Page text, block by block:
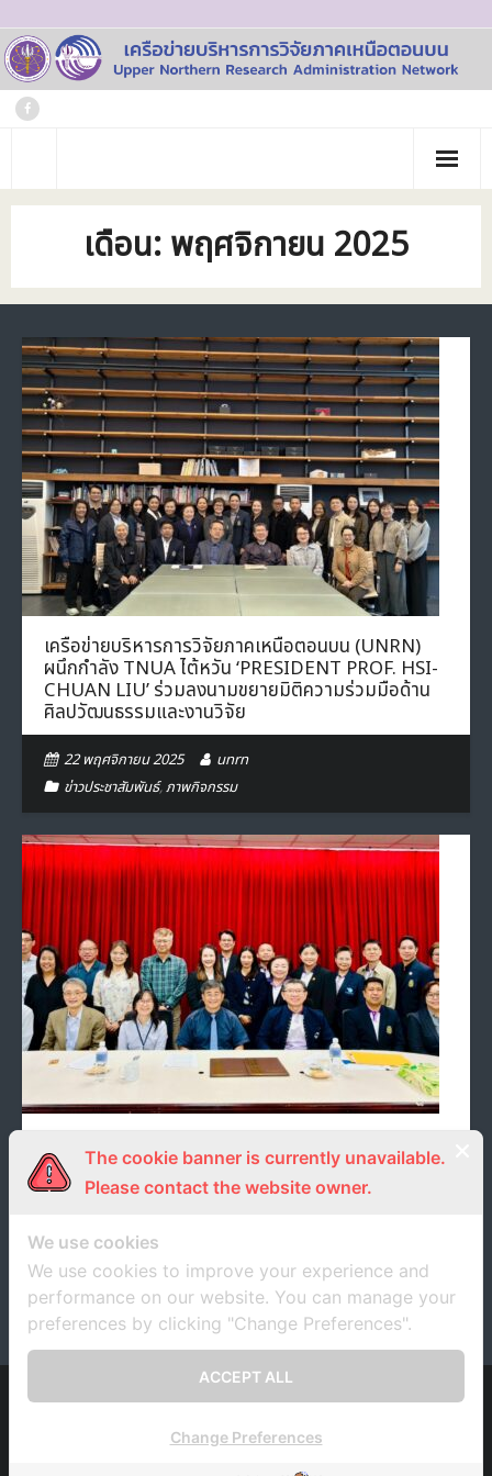
Skip
to
content
หน้าแรก
เกี่ยวกับเรา
- คณะทำงาน
- บุคลากร
- สถาบันสมาชิก
- ภารกิจเครือข่าย
- CE
- Privacy Policy
ภาพกิจกรรม
วารสาร
ข้อมูลโครงการวิจัย
ติดต่อเรา
เดือน:พฤศจิกายน 2025
เครือข่ายบริหารการวิจัยภาคเหนือตอนบน (UNRN)
ผนึกกำลัง TNUA ไต้หวัน ‘PRESIDENT PROF. HSI-
CHUAN LIU’ ร่วมลงนามขยายมิติความร่วมมือด้าน
ศิลปวัฒนธรรมและงานวิจัย
22 พฤศจิกายน 2025
unrn
ข่าวประชาสัมพันธ์,ภาพกิจกรรม
เครือข่ายบริหารการวิจัยภาคเหนือตอนบน (UNRN)
ผนึกกำลัง COLLEGE OF AGRICULTURE AND
NATURAL RESOURCES, NATIONAL CHUNG
ภาพกิจกรรม
The cookie banner is currently unavailable.
Please contact the website owner.
We use cookies
We use cookies to improve your experience and
performance on our website. You can manage your
preferences by clicking "Change Preferences".
ACCEPT ALL
Change Preferences